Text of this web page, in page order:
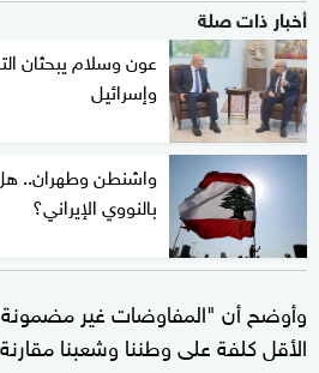
أخبار ذات صلة
عون وسلام يبحثان
وإسرائيل
واشنطن وطهران.. هل
بالنووي الإيراني؟
وأوضح أن "المفاوضات غير مضمونة
الأقل كلفة على وطننا وشعبنا